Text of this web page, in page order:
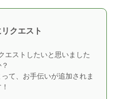
クエスト
エストしたいと思いました
て、お手伝いが追加されま